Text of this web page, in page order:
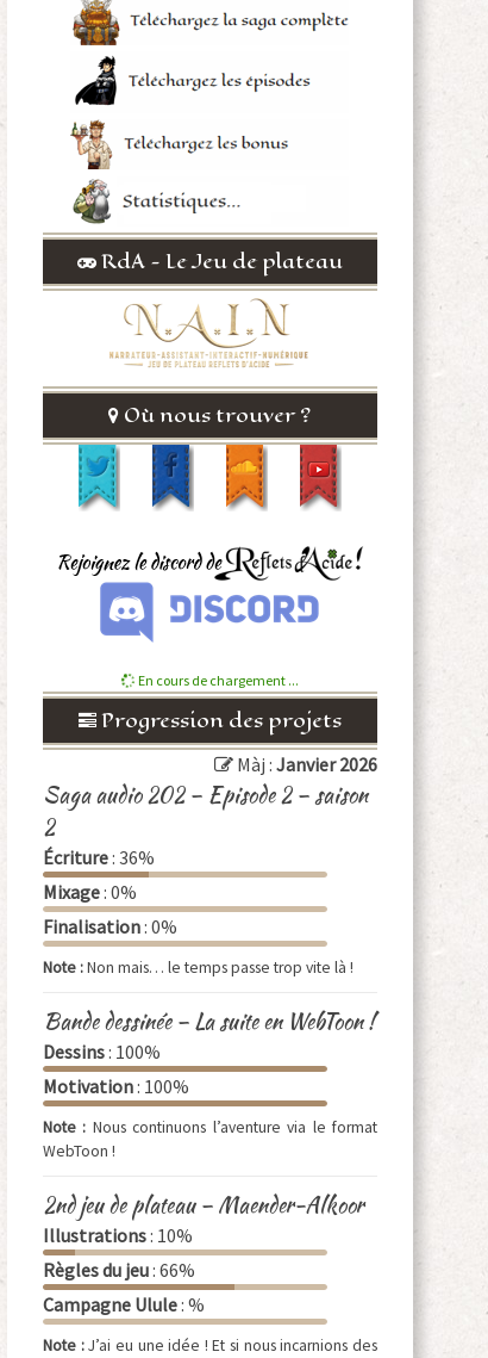
RdA - Le Jeu de plateau
Où nous trouver ?
En cours de chargement ...
Progression des projets
Màj : Janvier 2026
Saga audio 202 – Episode 2 – saison
2
Écriture: 36%
Mixage: 0%
Finalisation: 0%
Note :Non mais… le temps passe trop vite là !
Bande dessinée – La suite en WebToon !
Dessins: 100%
Motivation: 100%
Note : Nous continuons l’aventure via le format
WebToon !
2nd jeu de plateau – Maender-Alkoor
Illustrations: 10%
Règles du jeu: 66%
Campagne Ulule: %
Note :J’ai eu une idée ! Et si nous incarnions des